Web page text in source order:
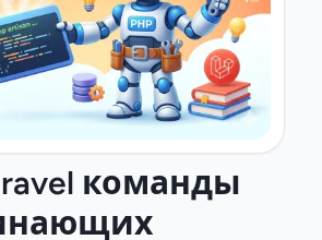
команды